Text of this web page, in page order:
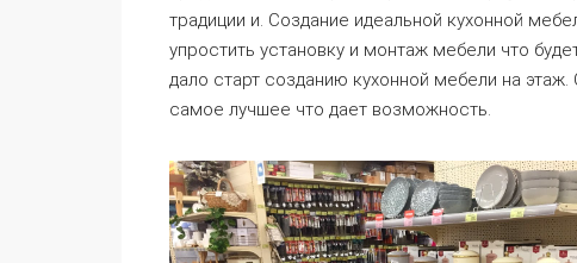
традиции и. Создание идеальной кухонной
упростить установку и монтаж мебели что
дало старт созданию кухонной мебели на
самое лучшее что дает возможность.